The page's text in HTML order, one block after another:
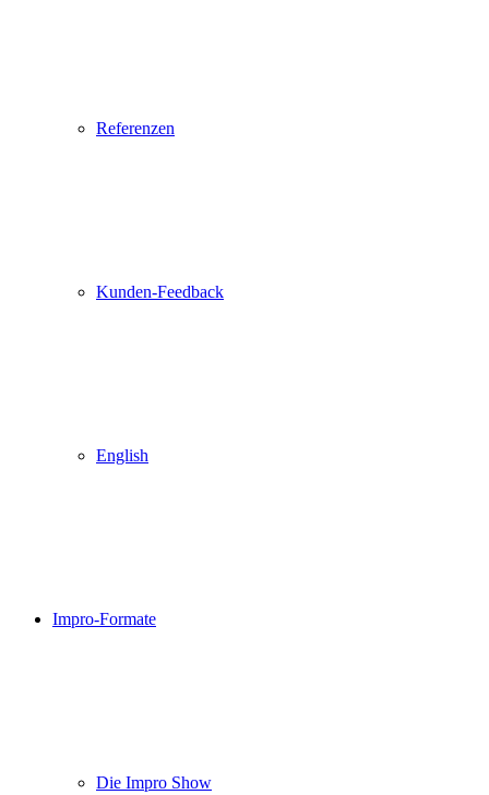
Referenzen
Kunden-Feedback
English
Impro-Formate
Die Impro Show